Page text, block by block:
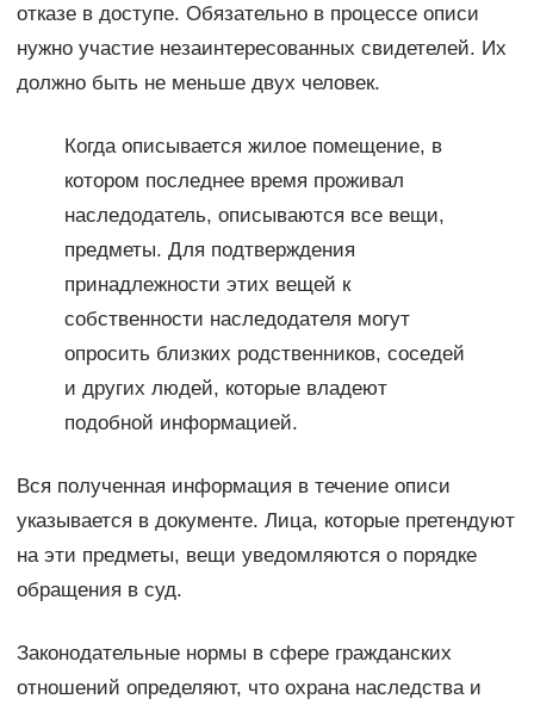
отказе в доступе. Обязательно в процессе описи
нужно участие незаинтересованных свидетелей. Их
должно быть не меньше двух человек.
Когда описывается жилое помещение, в
котором последнее время проживал
наследодатель, описываются все вещи,
предметы. Для подтверждения
принадлежности этих вещей к
собственности наследодателя могут
опросить близких родственников, соседей
и других людей, которые владеют
подобной информацией.
Вся полученная информация в течение описи
указывается в документе. Лица, которые претендуют
на эти предметы, вещи уведомляются о порядке
обращения в суд.
Законодательные нормы в сфере гражданских
отношений определяют, что охрана наследства и